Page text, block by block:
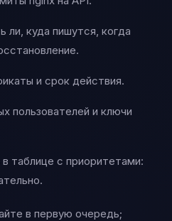
ли, куда пишутся, когда
и срок действия.
пользователей и ключи
таблице с приоритетами:
в первую очередь;